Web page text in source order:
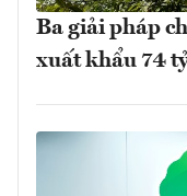
Ba giải pháp
xuất khẩu 74